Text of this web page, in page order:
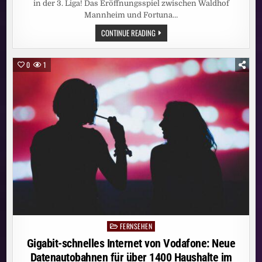
in der 3. Liga! Das Eröffnungsspiel zwischen Waldhof
Mannheim und Fortuna…
CONTINUE READING3.
LIGA
KOMPLETT
LIVE
BEI
MAGENTASPORT:
HEISSE D
ISKUSSIONEN B
ANNHEIMS A
UFTAKTSIEG: S
CHIEDSRICHTERIN M
ICHEL S
ELBSTKRITISCH, K
LOS Z
IEHT H
CHLECHTE 1
. H
ALBZEIT“
0 1
Posted
in
FERNSEHEN
Gigabit-schnelles Internet von Vodafone: Neue
Datenautobahnen für über 1400 Haushalte im